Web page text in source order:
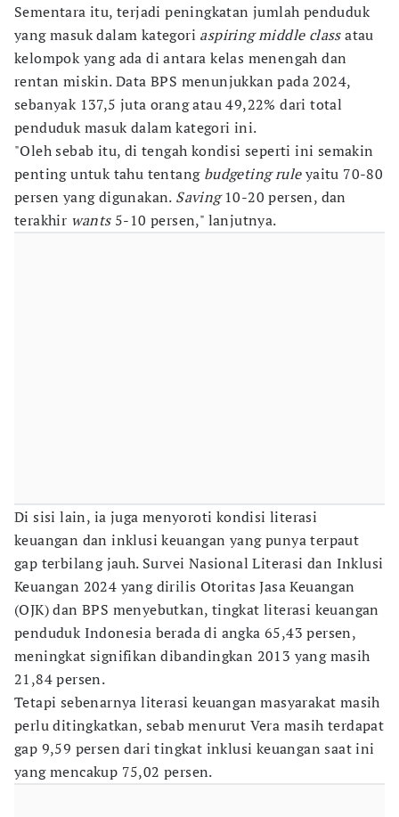
Sementara itu, terjadi peningkatan jumlah penduduk
yang masuk dalam kategori aspiring middle classatau
kelompok yang ada di antara kelas menengah dan
rentan miskin. Data BPS menunjukkan pada 2024,
sebanyak 137,5 juta orang atau 49,22% dari total
penduduk masuk dalam kategori ini.
"Oleh sebab itu, di tengah kondisi seperti ini semakin
penting untuk tahu tentang budgeting ruleyaitu 70-80
persen yang digunakan. Saving10-20 persen, dan
terakhir wants 5-10 persen," lanjutnya.
Di sisi lain, ia juga menyoroti kondisi literasi
keuangan dan inklusi keuangan yang punya terpaut
gap terbilang jauh. Survei Nasional Literasi dan Inklusi
Keuangan 2024 yang dirilis Otoritas Jasa Keuangan
(OJK) dan BPS menyebutkan, tingkat literasi keuangan
penduduk Indonesia berada di angka 65,43 persen,
meningkat signifikan dibandingkan 2013 yang masih
21,84 persen.
Tetapi sebenarnya literasi keuangan masyarakat masih
perlu ditingkatkan, sebab menurut Vera masih terdapat
gap 9,59 persen dari tingkat inklusi keuangan saat ini
yang mencakup 75,02 persen.